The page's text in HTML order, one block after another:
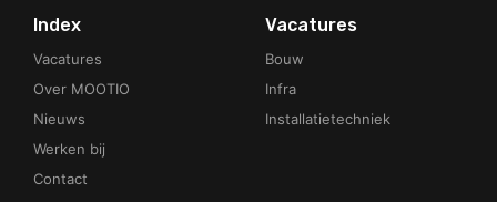
Index
Vacatures
Over MOOTIO
Nieuws
Werken bij
Contact
Vacatures
Bouw
Infra
Installatietechniek